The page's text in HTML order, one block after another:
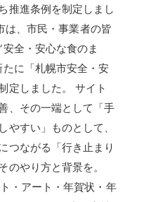
推進条例を制定しまし
は、市民・事業者の皆
全・安心な食のま
に「札幌市安全・安
定しました。 サイト
、その一端として「手
やすい」ものとして、
つながる「行き止まり
やり方と背景を。
・アート・年賀状・年